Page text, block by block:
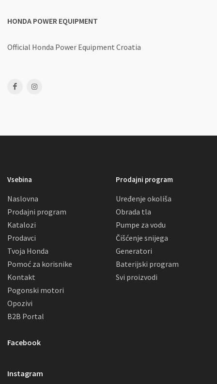
HONDA POWER EQUIPMENT
Official Honda Power Equipment Croatia
Vsebina
Naslovna
Prodajni program
Katalozi
Prodavci
Tvoja Honda
Pomoć za korisnike
Kontakt
Pogonski motori
Opozivi
B2B Portal
Prodajni program
Uređenje okoliša
Obrada tla
Pumpe za vodu
Čišćenje snijega
Generatori
Baterijski program
Svi proizvodi
Facebook
Instagram